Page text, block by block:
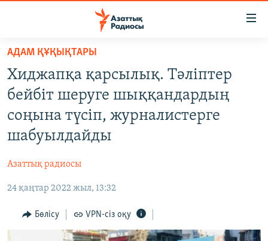
Skip
main
content
main
Skip
to
САЯСАТ
ҚАҢТАР ОҚИҒАСЫ
ӘЛЕУМЕТ
ӘЛЕМ
АРНАЙЫ ЖОБАЛАР
АДАМ ҚҰҚЫҚТАРЫ
Хиджапқа қарсылық. Тәліптер
бейбіт шеруге шыққандардың
соңына түсіп, журналистерге
шабуылдайды
Азаттық радиосы
24 қаңтар 2022 жыл, 13:32
Бөлісу VPN-сіз оқу